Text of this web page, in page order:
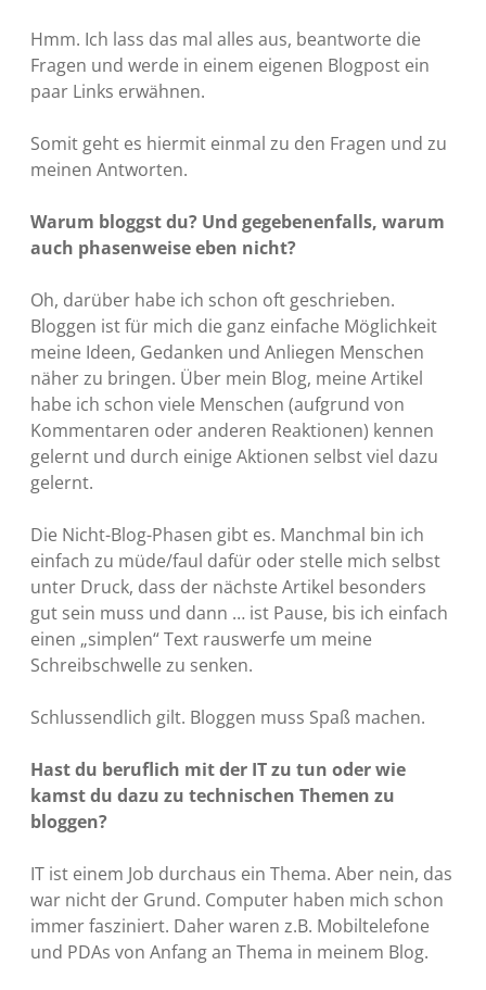
Hmm. Ich lass das mal alles aus, beantworte die
Fragen und werde in einem eigenen Blogpost ein
paar Links erwähnen.
Somit geht es hiermit einmal zu den Fragen und zu
meinen Antworten.
Warum bloggst du? Und gegebenenfalls, warum
auch phasenweise eben nicht?
Oh, darüber habe ich schon oft geschrieben.
Bloggen ist für mich die ganz einfache Möglichkeit
meine Ideen, Gedanken und Anliegen Menschen
näher zu bringen. Über mein Blog, meine Artikel
habe ich schon viele Menschen (aufgrund von
Kommentaren oder anderen Reaktionen) kennen
gelernt und durch einige Aktionen selbst viel dazu
gelernt.
Die Nicht-Blog-Phasen gibt es. Manchmal bin ich
einfach zu müde/faul dafür oder stelle mich selbst
unter Druck, dass der nächste Artikel besonders
gut sein muss und dann … ist Pause, bis ich einfach
einen „simplen“ Text rauswerfe um meine
Schreibschwelle zu senken.
Schlussendlich gilt. Bloggen muss Spaß machen.
Hast du beruflich mit der IT zu tun oder wie
kamst du dazu zu technischen Themen zu
bloggen?
IT ist einem Job durchaus ein Thema. Aber nein, das
war nicht der Grund. Computer haben mich schon
immer fasziniert. Daher waren z.B. Mobiltelefone
und PDAs von Anfang an Thema in meinem Blog.